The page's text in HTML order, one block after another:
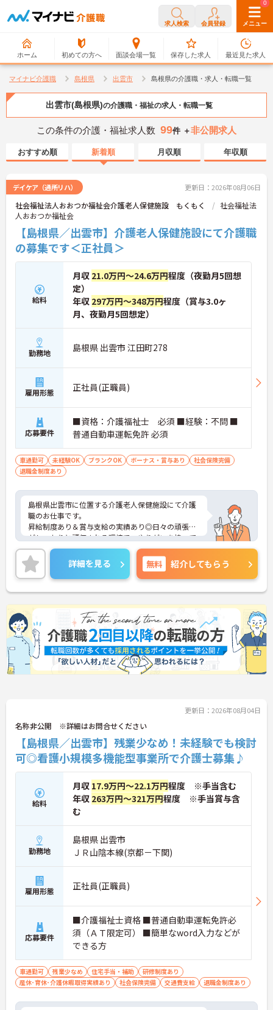
求人検索 会員登録 メニュー
ホーム 初めての方へ 面談会場一覧
0
保存した求人
0
最近見た求人
マイナビ介護職 島根県 出雲市 島根県の介護職・求人・転職一覧
出雲市(島根県)の介護職・福祉の求人・転職一覧
この条件の介護・福祉求人数 99件 ＋非公開求人
おすすめ順 新着順 月収順 年収順
デイケア（通所リハ） 更新日：2026年08月06日
社会福祉法人おおつか福祉会介護老人保健施設 もくもく
社会福祉法
人おおつか福祉会
【島根県／出雲市】介護老人保健施設にて介護職
の募集です＜正社員＞
給料
月収 21.0万円～24.6万円程度（夜勤月5回想
定）
年収 297万円～348万円程度（賞与3.0ヶ
月、夜勤月5回想定）
勤務地 島根県 出雲市 江田町278
雇用形態 正社員(正職員)
応募要件
■資格：介護福祉士 必須 ■経験：不問 ■
普通自動車運転免許 必須
車通勤可 未経験OK ブランクOK ボーナス・賞与あり
社会保険完備
退職金制度あり
島根県出雲市に位置する介護老人保健施設にて介護
職のお仕事です。
昇給制度あり＆賞与支給の実績あり◎日々の頑張り
がしっかりと評価される環境で、やりがいを持って
働けます。
月9日休みで、しっかりお休みが取れる環境です。ワ
ークライフバランスを大切にしたい方にもオススメ
です！
ご興味のある方には、面接対策ポイントなどさらに
詳細をお話いたしますので、お気軽にご相談くださ
い。
詳細を見る 無料 紹介してもらう
更新日：2026年08月04日
名称非公開 ※詳細はお問合せください
【島根県／出雲市】残業少なめ！未経験でも検討
可◎看護小規模多機能型事業所で介護士募集♪
給料
月収 17.9万円～22.1万円程度 ※手当含む
年収 263万円～321万円程度 ※手当賞与含
む
勤務地
島根県 出雲市
ＪＲ山陰本線(京都－下関)
雇用形態 正社員(正職員)
応募要件
■介護福祉士資格 ■普通自動車運転免許必
須（ＡＴ限定可） ■簡単なword入力などが
できる方
車通勤可 残業少なめ 住宅手当・補助
研修制度あり
産休･育休･介護休暇取得実績あり
社会保険完備 交通費支給 退職金制度あり